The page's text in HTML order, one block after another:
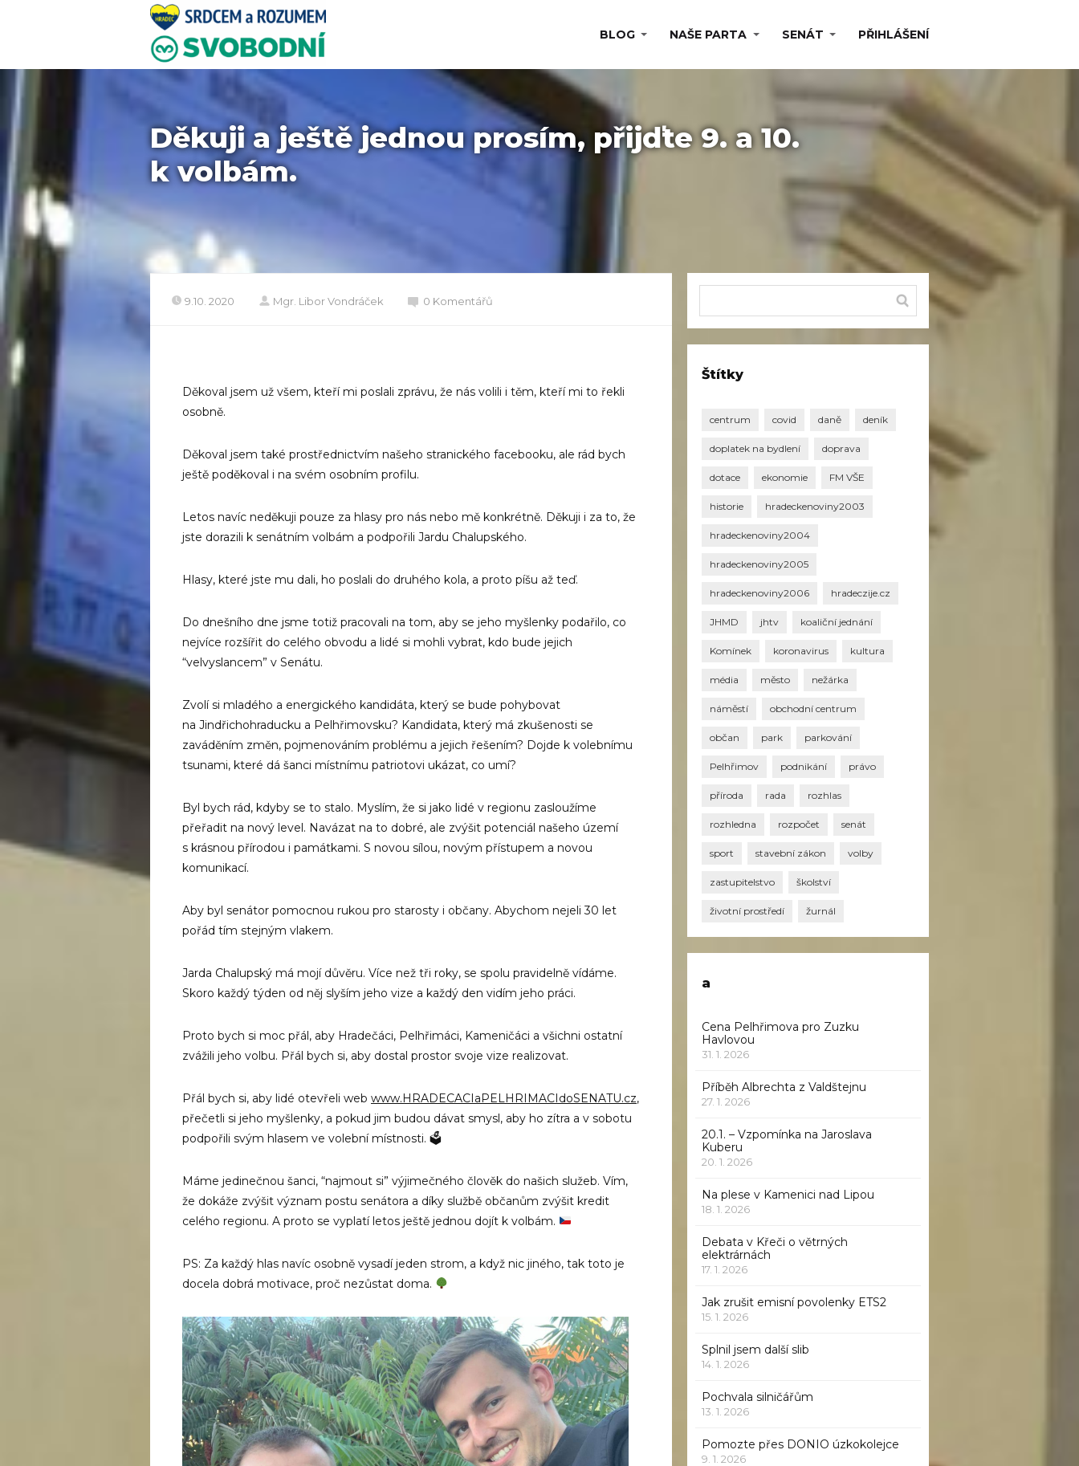
BLOG NAŠE PARTA SENÁT PŘIHLÁŠENÍ
Děkuji a ještě jednou prosím, přijďte 9. a 10.
k volbám.
9.10. 2020 Mgr. Libor Vondráček 0 Komentářů
Děkoval jsem už všem, kteří mi poslali zprávu, že nás volili i těm, kteří mi to řekli
osobně.
Děkoval jsem také prostřednictvím našeho stranického facebooku, ale rád bych
ještě poděkoval i na svém osobním profilu.
Letos navíc neděkuji pouze za hlasy pro nás nebo mě konkrétně. Děkuji i za to, že
jste dorazili k senátním volbám a podpořili Jardu Chalupského.
Hlasy, které jste mu dali, ho poslali do druhého kola, a proto píšu až teď.
Do dnešního dne jsme totiž pracovali na tom, aby se jeho myšlenky podařilo, co
nejvíce rozšířit do celého obvodu a lidé si mohli vybrat, kdo bude jejich
“velvyslancem” v Senátu.
Zvolí si mladého a energického kandidáta, který se bude pohybovat
na Jindřichohraducku a Pelhřimovsku? Kandidata, který má zkušenosti se
zaváděním změn, pojmenováním problému a jejich řešením? Dojde k volebnímu
tsunami, které dá šanci místnímu patriotovi ukázat, co umí?
Byl bych rád, kdyby se to stalo. Myslím, že si jako lidé v regionu zasloužíme
přeřadit na nový level. Navázat na to dobré, ale zvýšit potenciál našeho území
s krásnou přírodou i památkami. S novou sílou, novým přístupem a novou
komunikací.
Aby byl senátor pomocnou rukou pro starosty i občany. Abychom nejeli 30 let
pořád tím stejným vlakem.
Jarda Chalupský má mojí důvěru. Více než tři roky, se spolu pravidelně vídáme.
Skoro každý týden od něj slyším jeho vize a každý den vidím jeho práci.
Proto bych si moc přál, aby Hradečáci, Pelhřimáci, Kameničáci a všichni ostatní
zvážili jeho volbu. Přál bych si, aby dostal prostor svoje vize realizovat.
Přál bych si, aby lidé otevřeli web www.HRADECACIaPELHRIMACIdoSENATU.cz,
přečetli si jeho myšlenky, a pokud jim budou dávat smysl, aby ho zítra a v sobotu
podpořili svým hlasem ve volební místnosti. 🗳
Máme jedinečnou šanci, “najmout si” výjimečného člověk do našich služeb. Vím,
že dokáže zvýšit význam postu senátora a díky službě občanům zvýšit kredit
celého regionu. A proto se vyplatí letos ještě jednou dojít k volbám.
PS: Za každý hlas navíc osobně vysadí jeden strom, a když nic jiného, tak toto je
docela dobrá motivace, proč nezůstat doma.
Štítky
centrum covid daně deník
doplatek na bydlení doprava
dotace ekonomie FM VŠE
historie hradeckenoviny2003
hradeckenoviny2004
hradeckenoviny2005
hradeckenoviny2006 hradeczije.cz
JHMD jhtv koaliční jednání
Komínek koronavirus kultura
média město nežárka
náměstí obchodní centrum
občan park parkování
Pelhřimov podnikání právo
příroda rada rozhlas
rozhledna rozpočet senát
sport stavební zákon volby
zastupitelstvo školství
životní prostředí žurnál
a
Cena Pelhřimova pro Zuzku
Havlovou
31. 1. 2026
Příběh Albrechta z Valdštejnu
27. 1. 2026
20.1. – Vzpomínka na Jaroslava
Kuberu
20. 1. 2026
Na plese v Kamenici nad Lipou
18. 1. 2026
Debata v Křeči o větrných
elektrárnách
17. 1. 2026
Jak zrušit emisní povolenky ETS2
15. 1. 2026
Splnil jsem další slib
14. 1. 2026
Pochvala silničářům
13. 1. 2026
Pomozte přes DONIO úzkokolejce
9. 1. 2026